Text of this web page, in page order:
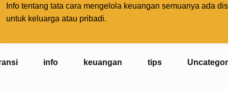
Info tentang tata cara mengelola keuangan semuanya ada
untuk keluarga atau pribadi.
info keuangan tips